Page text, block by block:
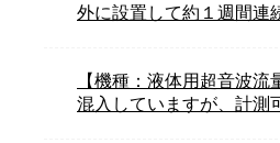
外に設置して約１週間連
【機種：液体用超音波
混入していますが、計測